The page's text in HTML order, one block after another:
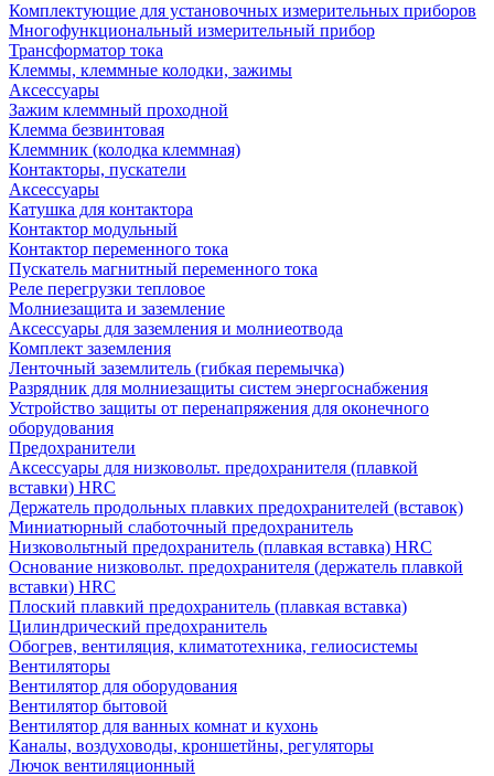
Комплектующие для установочных измерительных приборов
Многофункциональный измерительный прибор
Трансформатор тока
Клеммы, клеммные колодки, зажимы
Аксессуары
Зажим клеммный проходной
Клемма безвинтовая
Клеммник (колодка клеммная)
Контакторы, пускатели
Аксессуары
Катушка для контактора
Контактор модульный
Контактор переменного тока
Пускатель магнитный переменного тока
Реле перегрузки тепловое
Молниезащита и заземление
Аксессуары для заземления и молниеотвода
Комплект заземления
Ленточный заземлитель (гибкая перемычка)
Разрядник для молниезащиты систем энергоснабжения
Устройство защиты от перенапряжения для оконечного
оборудования
Предохранители
Аксессуары для низковольт. предохранителя (плавкой
вставки) HRC
Держатель продольных плавких предохранителей (вставок)
Миниатюрный слаботочный предохранитель
Низковольтный предохранитель (плавкая вставка) HRC
Основание низковольт. предохранителя (держатель плавкой
вставки) HRC
Плоский плавкий предохранитель (плавкая вставка)
Цилиндрический предохранитель
Обогрев, вентиляция, климатотехника, гелиосистемы
Вентиляторы
Вентилятор для оборудования
Вентилятор бытовой
Вентилятор для ванных комнат и кухонь
Каналы, воздуховоды, кроншетйны, регуляторы
Лючок вентиляционный